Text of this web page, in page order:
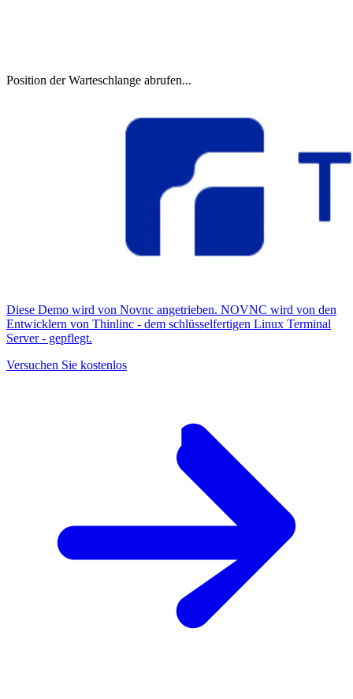
Position der Warteschlange abrufen...
Diese Demo wird von Novnc angetrieben. NOVNC wird von den
Entwicklern von Thinlinc - dem schlüsselfertigen Linux Terminal
Server - gepflegt.
Versuchen Sie kostenlos